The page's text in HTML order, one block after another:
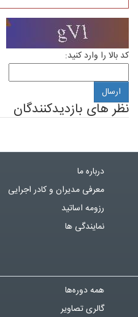
کد بالا را وارد کنید:
نظر های بازدیدکنندگان
درباره ما
معرفی مدیران و کادر اجرایی
رزومه اساتید
نمایندگی ها
همه دوره‌ها
گالری تصاویر